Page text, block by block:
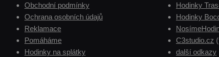
Obchodní podmínky
Ochrana osobních údajů
Reklamace
Pomáháme
Hodinky na splátky
Hodinky
Hodinky
C3studio.cz
další odkazy